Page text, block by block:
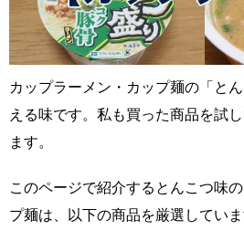
カップラーメン・カップ麺の「と
える味です。私も買った商品を試
ます。
このページで紹介するとんこつ味
プ麺は、以下の商品を厳選していま